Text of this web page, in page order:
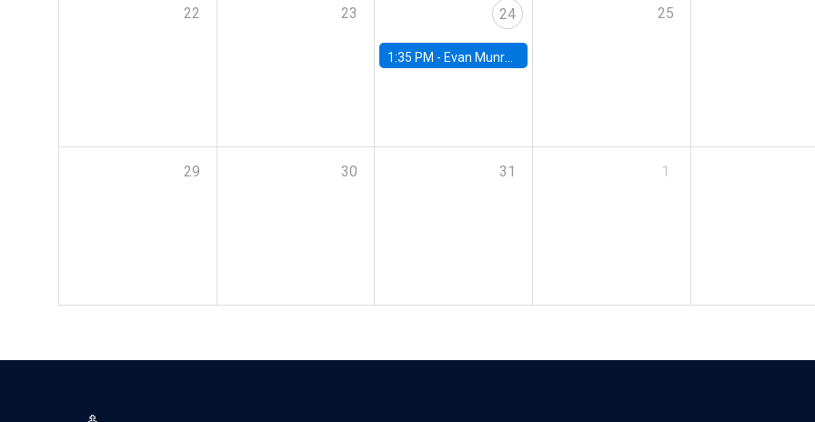
22 23 24
1:35 PM - Evan Munro, Neyman Visiting Assistant Professor in the Department of Statistics at UC Berkeley
25
29 30 31 1